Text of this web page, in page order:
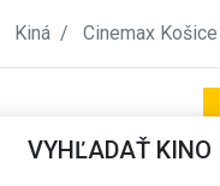
Kiná Cinemax Košice
VYHĽADAŤ KINO